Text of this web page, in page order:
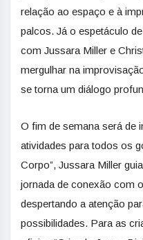
relação ao espaço e à
palcos. Já o espetáculo
com Jussara Miller e
mergulhar na
se torna um diálogo
O fim de semana será de
atividades para todos os
Corpo”, Jussara Miller
jornada de conexão com
despertando a atenção
possibilidades. Para as